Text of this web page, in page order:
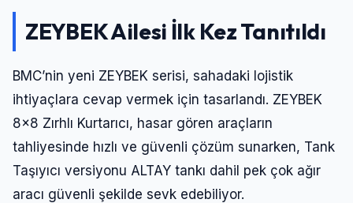
ZEYBEK Ailesi İlk Kez Tanıtıldı
BMC’nin yeni ZEYBEK serisi, sahadaki lojistik
ihtiyaçlara cevap vermek için tasarlandı. ZEYBEK
8×8 Zırhlı Kurtarıcı, hasar gören araçların
tahliyesinde hızlı ve güvenli çözüm sunarken, Tank
Taşıyıcı versiyonu ALTAY tankı dahil pek çok ağır
aracı güvenli şekilde sevk edebiliyor.